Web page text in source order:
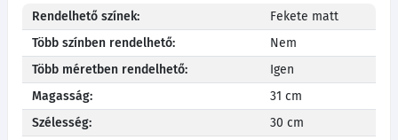
Rendelhető színek:
Fekete matt
Több színben rendelhető:
Nem
Több méretben rendelhető:
Igen
Magasság:
31 cm
Szélesség:
30 cm